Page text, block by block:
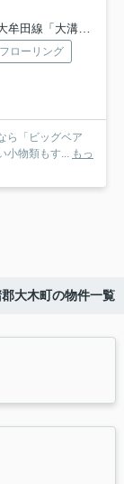
線「大溝」駅 徒歩40分
フローリング
ら「ビッグベア
小物類もす... もっ
大木町の物件一覧